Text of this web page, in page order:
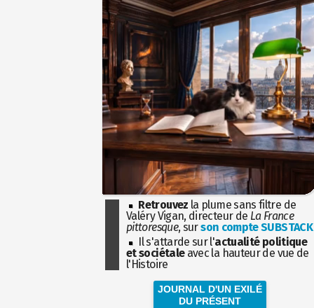
Retrouvez la plume sans filtre de
Valéry Vigan, directeur de La France
pittoresque, surson compte SUBSTACK
Il s'attarde sur l'actualité politique
et sociétaleavec la hauteur de vue de
l'Histoire
JOURNAL D'UN EXILÉ
DU PRÉSENT